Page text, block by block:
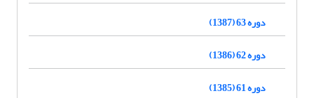
دوره 63 (1387)
دوره 62 (1386)
دوره 61 (1385)